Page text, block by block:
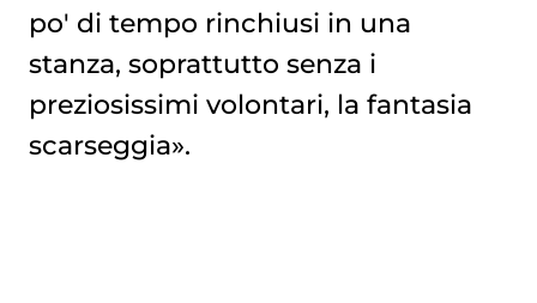
po' di tempo rinchiusi in una
stanza, soprattutto senza i
preziosissimi volontari, la fantasia
scarseggia».